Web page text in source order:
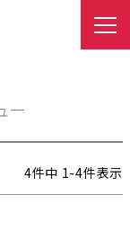
ー
4件中 1-4件表示